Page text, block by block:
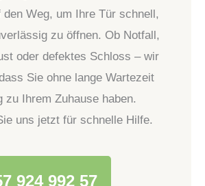
Weg, um Ihre Tür schnell,
zu öffnen. Ob Notfall,
oder defektes Schloss – wir
Sie ohne lange Wartezeit
zu Ihrem Zuhause haben.
uns jetzt für schnelle Hilfe.
924 992 57